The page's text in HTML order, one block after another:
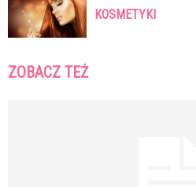
KOSMETYKI
ZOBACZ TEŻ